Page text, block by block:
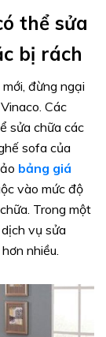
thể sửa
bị rách
đừng ngại
Các
sửa chữa các
sofa của
bảng giá
vào mức độ
Trong một
vụ sửa
nhiều.